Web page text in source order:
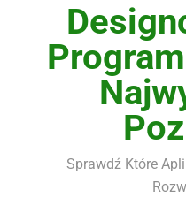
Wysokiej
Sprawdź Które